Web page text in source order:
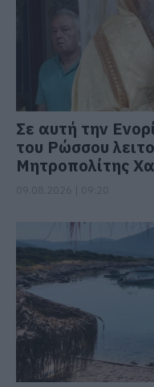
Σε αυτή την
του Ρώσσου
Μητροπολίτης